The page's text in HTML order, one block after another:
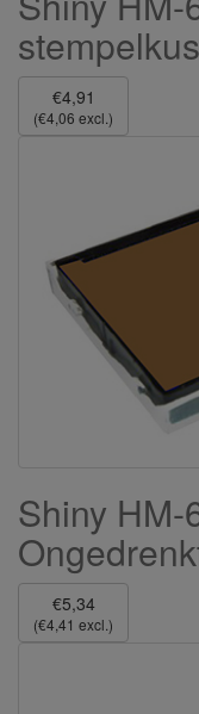
€4,91
(€4,06 excl.)
Shiny
€5,34
(€4,41 excl.)